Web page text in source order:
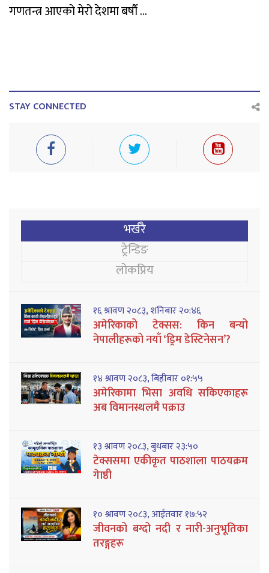
गणतन्त्र आएको मेरो देशमा बर्षौ ...
STAY CONNECTED
भर्खरै
ट्रेन्डिङ
लोकप्रिय
१६ श्रावण २०८३, शनिबार २०:४६
अमेरिकाको टेक्सस: किन बन्यो
नेपालीहरूको नयाँ ‘ड्रिम डेस्टिनेसन’?
१४ श्रावण २०८३, बिहीबार ०१:५५
अमेरिकामा भिसा अवधि सकिएकाहरू
अब विमानस्थलमै पक्राउ
१३ श्रावण २०८३, बुधबार २३:५०
टेक्ससमा एकीकृत पाठशाला पाठयक्रम
गेाष्ठी
१० श्रावण २०८३, आईतवार १७:५२
जीवनको बग्दो नदी र नारी-अनुभूतिका
तरङ्गहरू